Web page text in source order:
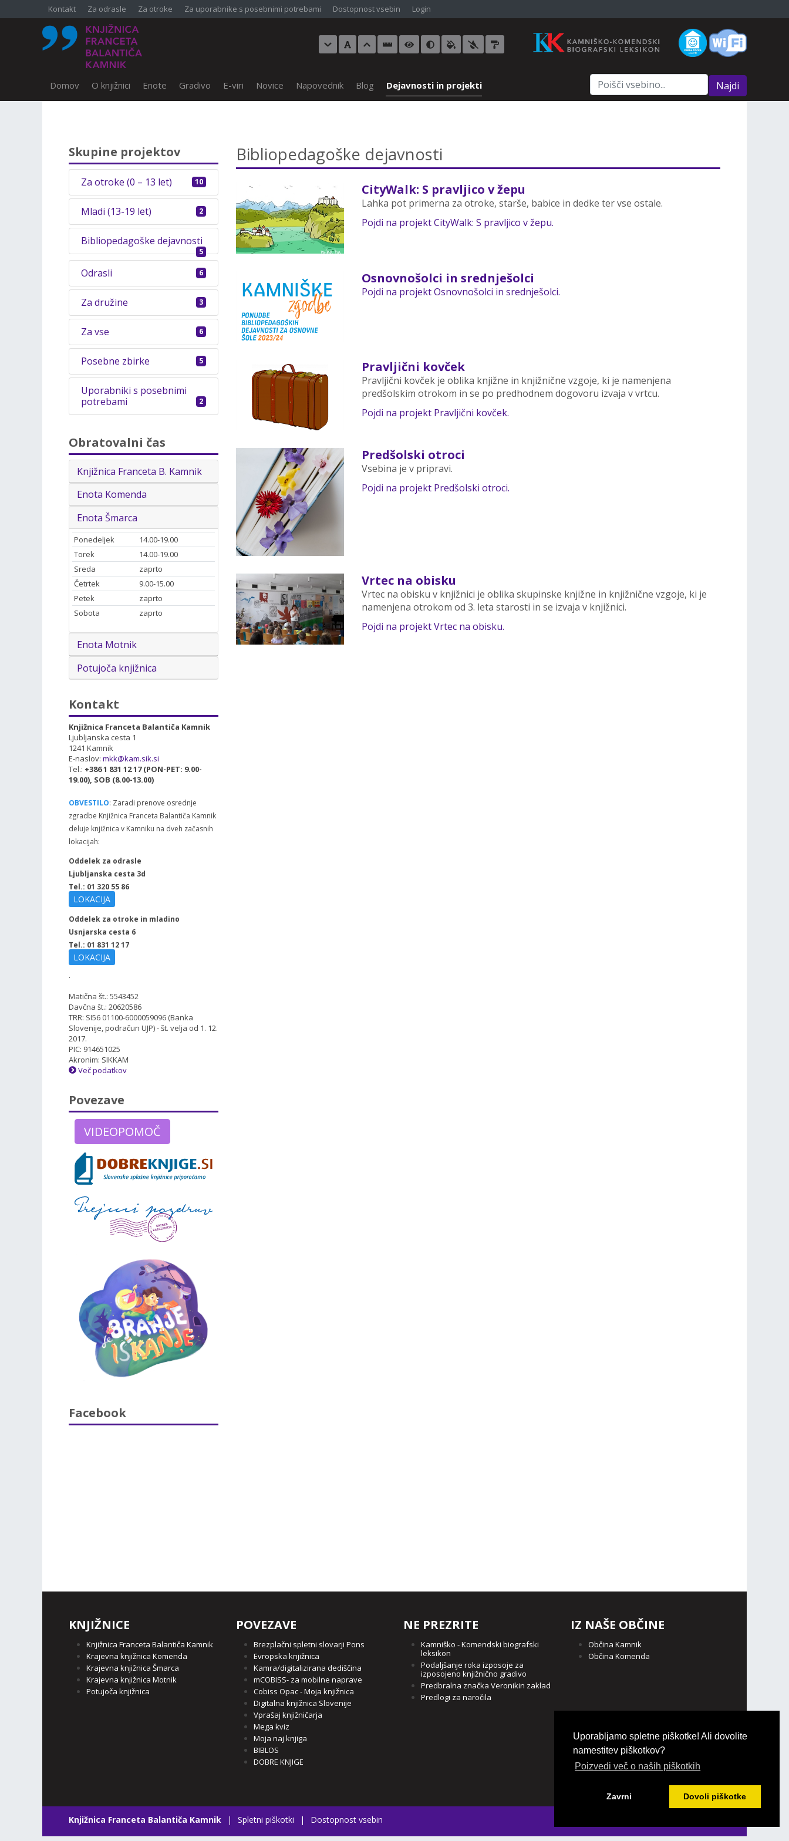
Kontakt Za odrasle Za otroke Za uporabnike s posebnimi potrebami Dostopnost vsebin Login
Domov O knjižnici Enote Gradivo E-viri Novice Napovednik Blog Dejavnosti in projekti Najdi
Bibliopedagoške dejavnosti
CityWalk: S pravljico v žepu
Lahka pot primerna za otroke, starše, babice in dedke ter vse ostale.
Pojdi na projekt CityWalk: S pravljico v žepu.
Osnovnošolci in srednješolci
Pojdi na projekt Osnovnošolci in srednješolci.
Pravljični kovček
Pravljični kovček je oblika knjižne in knjižnične vzgoje, ki je namenjena
predšolskim otrokom in se po predhodnem dogovoru izvaja v vrtcu.
Pojdi na projekt Pravljični kovček.
Predšolski otroci
Vsebina je v pripravi.
Pojdi na projekt Predšolski otroci.
Vrtec na obisku
Vrtec na obisku v knjižnici je oblika skupinske knjižne in knjižnične vzgoje, ki je
namenjena otrokom od 3. leta starosti in se izvaja v knjižnici.
Pojdi na projekt Vrtec na obisku.
Skupine projektov
Za otroke (0 – 13 let) 10
Mladi (13-19 let) 2
Bibliopedagoške dejavnosti
5
Odrasli 6
Za družine 3
Za vse 6
Posebne zbirke 5
Uporabniki s posebnimi
potrebami
2
Obratovalni čas
Knjižnica Franceta B. Kamnik
Enota Komenda
Enota Šmarca
Ponedeljek
14.00-19.00
Torek
14.00-19.00
Sreda
zaprto
Četrtek
9.00-15.00
Petek
zaprto
Sobota
zaprto
Enota Motnik
Potujoča knjižnica
Kontakt
Knjižnica Franceta Balantiča Kamnik
Ljubljanska cesta 1
1241 Kamnik
E-naslov: mkk@kam.sik.si
Tel.: +386 1 831 12 17 (PON-PET: 9.00-
19.00), SOB (8.00-13.00)
OBVESTILO: Zaradi prenove osrednje
zgradbe Knjižnica Franceta Balantiča Kamnik
deluje knjižnica v Kamniku na dveh začasnih
lokacijah:
Oddelek za odrasle
Ljubljanska cesta 3d
Tel.: 01 320 55 86
LOKACIJA
Oddelek za otroke in mladino
Usnjarska cesta 6
Tel.: 01 831 12 17
LOKACIJA
.
Matična št.: 5543452
Davčna št.: 20620586
TRR: SI56 01100-6000059096 (Banka
Slovenije, podračun UJP) - št. velja od 1. 12.
2017.
PIC: 914651025
Akronim: SIKKAM
Več podatkov
Povezave
VIDEOPOMOČ
Facebook
KNJIŽNICE
Knjižnica Franceta Balantiča Kamnik
Krajevna knjižnica Komenda
Krajevna knjižnica Šmarca
Krajevna knjižnica Motnik
Potujoča knjižnica
POVEZAVE
Brezplačni spletni slovarji Pons
Evropska knjižnica
Kamra/digitalizirana dediščina
mCOBISS- za mobilne naprave
Cobiss Opac - Moja knjižnica
Digitalna knjižnica Slovenije
Vprašaj knjižničarja
Mega kviz
Moja naj knjiga
BIBLOS
DOBRE KNJIGE
NE PREZRITE
Kamniško - Komendski biografski
leksikon
Podaljšanje roka izposoje za
izposojeno knjižnično gradivo
Predbralna značka Veronikin zaklad
Predlogi za naročila
IZ NAŠE OBČINE
Občina Kamnik
Občina Komenda
Knjižnica Franceta Balantiča Kamnik | Spletni piškotki | Dostopnost vsebin
Uporabljamo spletne piškotke! Ali dovolite
namestitev piškotkov?
Poizvedi več o naših piškotkih
Zavrni Dovoli piškotke